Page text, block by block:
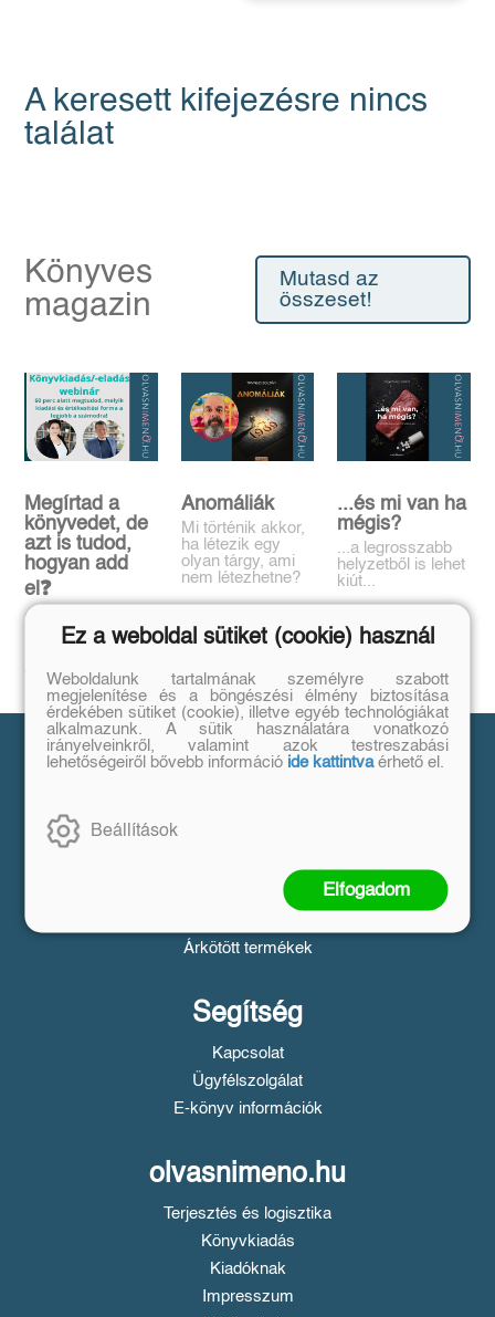
A keresett kifejezésre nincs
találat
Könyves
magazin
Mutasd az
összeset!
Megírtad a
könyvedet, de
azt is tudod,
hogyan add
el❓️
Időpont: június
16., 18:00-19:00
Tovább
Anomáliák
Mi történik akkor,
ha létezik egy
olyan tárgy, ami
nem létezhetne?
...és mi van ha
mégis?
...a legrosszabb
helyzetből is lehet
kiút...
Vásárlás
Tájékoztató a Simple fizetésről
Adatvédelem
Árkötött termékek
Segítség
Kapcsolat
Ügyfélszolgálat
E-könyv információk
olvasnimeno.hu
Terjesztés és logisztika
Könyvkiadás
Kiadóknak
Impresszum
Ez a weboldal sütiket (cookie) használ
Weboldalunk tartalmának személyre szabott
megjelenítése és a böngészési élmény biztosítása
érdekében sütiket (cookie), illetve egyéb technológiákat
alkalmazunk. A sütik használatára vonatkozó
irányelveinkről, valamint azok testreszabási
lehetőségeiről bővebb információ ide kattintvaérhető el.
Beállítások
Elfogadom